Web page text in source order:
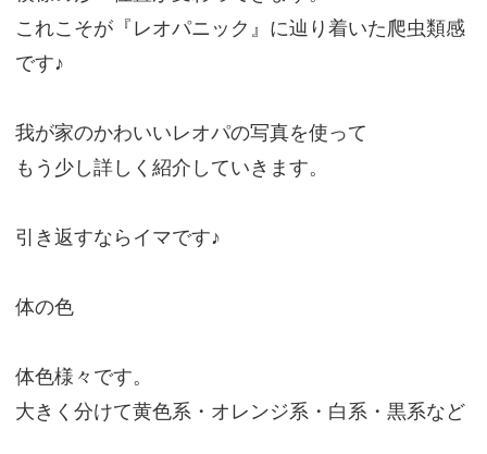
これこそが『レオパニック』に辿り着いた爬虫類感
です♪
我が家のかわいいレオパの写真を使って
もう少し詳しく紹介していきます。
引き返すならイマです♪
体の色
体色様々です。
大きく分けて黄色系・オレンジ系・白系・黒系など